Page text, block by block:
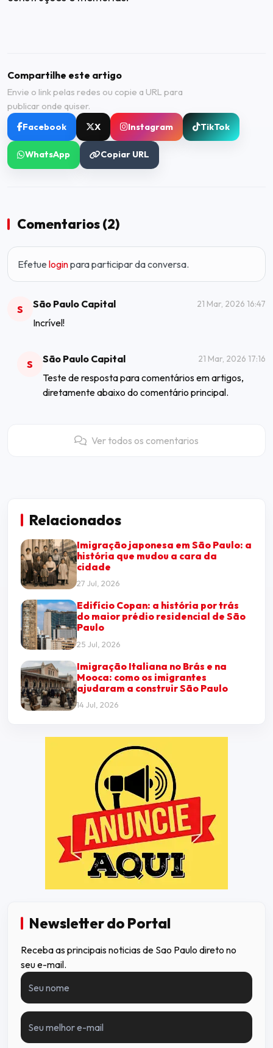
Compartilhe este artigo
Envie o link pelas redes ou copie a URL para
publicar onde quiser.
Facebook X Instagram TikTok
WhatsApp Copiar URL
Comentarios (2)
Efetue loginpara participar da conversa.
S São Paulo Capital 21 Mar, 2026 16:47
Incrível!
S São Paulo Capital 21 Mar, 2026 17:16
Teste de resposta para comentários em artigos,
diretamente abaixo do comentário principal.
Ver todos os comentarios
Relacionados
Imigração japonesa em São Paulo: a
história que mudou a cara da
cidade
27 Jul, 2026
Edifício Copan: a história por trás
do maior prédio residencial de São
Paulo
25 Jul, 2026
Imigração Italiana no Brás e na
Mooca: como os imigrantes
ajudaram a construir São Paulo
14 Jul, 2026
Newsletter do Portal
Receba as principais noticias de Sao Paulo direto no
seu e-mail.